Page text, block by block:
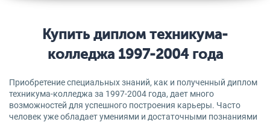
Купить диплом техникума-
колледжа 1997-2004 года
Приобретение специальных знаний, как и полученный диплом
техникума-колледжа за 1997-2004 года, дает много
возможностей для успешного построения карьеры. Часто
человек уже обладает умениями и достаточными познаниями